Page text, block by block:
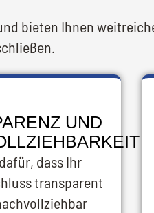
bieten Ihnen
UND
dass Ihr
transparent